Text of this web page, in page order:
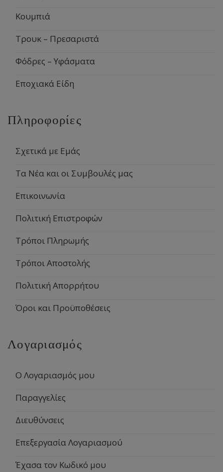
Κουμπιά
Τρουκ – Πρεσαριστά
Φόδρες – Υφάσματα
Εποχιακά Είδη
Πληροφορίες
Σχετικά με Εμάς
Τα Νέα και οι Συμβουλές μας
Επικοινωνία
Πολιτική Επιστροφών
Τρόποι Πληρωμής
Τρόποι Αποστολής
Πολιτική Απορρήτου
Όροι και Προϋποθέσεις
Λογαριασμός
Ο Λογαριασμός μου
Παραγγελίες
Διευθύνσεις
Επεξεργασία Λογαριασμού
Έχασα τον Κωδικό μου